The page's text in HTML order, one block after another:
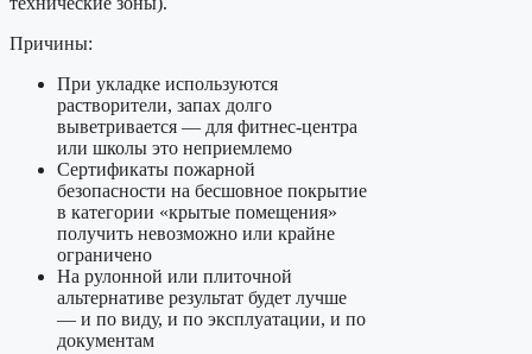
Причины:
При укладке используются
растворители, запах долго
выветривается — для фитнес-центра
или школы это неприемлемо
Сертификаты пожарной
безопасности на бесшовное покрытие
в категории «крытые помещения»
получить невозможно или крайне
ограничено
На рулонной или плиточной
альтернативе результат будет лучше
— и по виду, и по эксплуатации, и по
документам